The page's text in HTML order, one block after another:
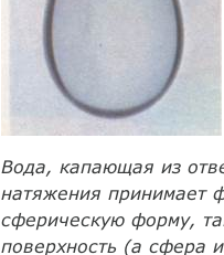
Вода, капающая из
натяжения принимает
сферическую форму,
поверхность (а сфера